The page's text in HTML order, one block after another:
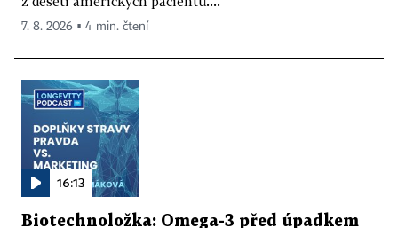
7. 8. 2026 ▪ 4 min. čtení
16:13
Biotechnoložka: Omega-3 před úpadkem